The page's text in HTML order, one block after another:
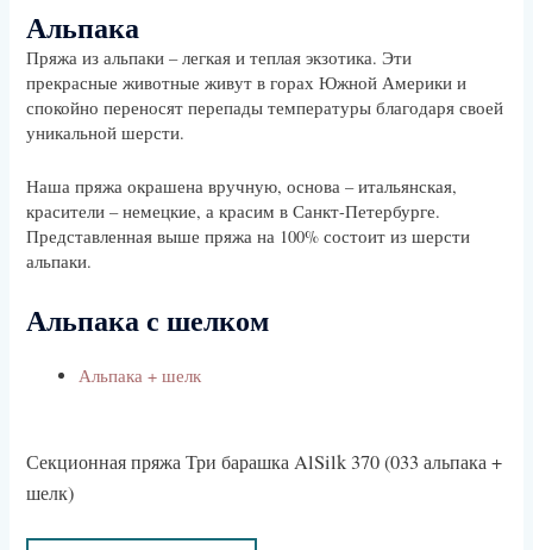
Альпака
Пряжа из альпаки – легкая и теплая экзотика. Эти
прекрасные животные живут в горах Южной Америки и
спокойно переносят перепады температуры благодаря своей
уникальной шерсти.
Наша пряжа окрашена вручную, основа – итальянская,
красители – немецкие, а красим в Санкт-Петербурге.
Представленная выше пряжа на 100% состоит из шерсти
альпаки.
Альпака с шелком
Альпака + шелк
Секционная пряжа Три барашка AlSilk 370 (033 альпака +
шелк)
1170руб